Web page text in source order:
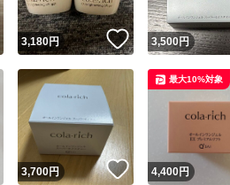
いいね！
3,180円 いいね！
3,500 円
いいね！
3,700円 いいね！
4,400円
最大10%対象